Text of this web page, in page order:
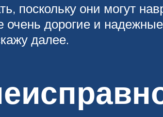
поскольку они могут
дорогие и
далее.